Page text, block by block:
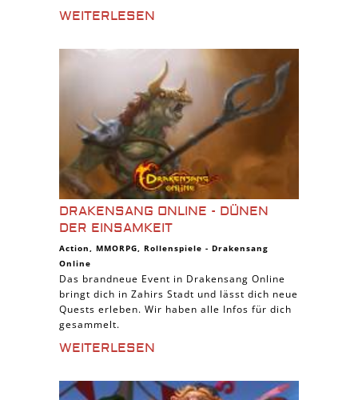
WEITERLESEN
DRAKENSANG ONLINE - DÜNEN
DER EINSAMKEIT
Action, MMORPG, Rollenspiele - Drakensang
Online
Das brandneue Event in Drakensang Online
bringt dich in Zahirs Stadt und lässt dich neue
Quests erleben. Wir haben alle Infos für dich
gesammelt.
WEITERLESEN